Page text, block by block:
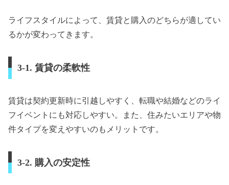
ライフスタイルによって、賃貸と購入のどちらが適してい
るかが変わってきます。
3-1. 賃貸の柔軟性
賃貸は契約更新時に引越しやすく、転職や結婚などのライ
フイベントにも対応しやすい。また、住みたいエリアや物
件タイプを変えやすいのもメリットです。
3-2. 購入の安定性